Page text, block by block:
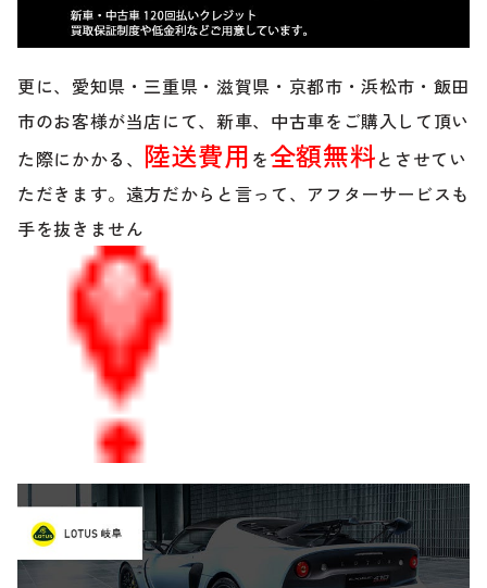
電話・メールなどのご連絡方法意外にも、オンラインで
のご相談も可能です。
お問い合わせフォームにて、オンラインでのご連絡をご
希望ください。
更に、愛知県・三重県・滋賀県・京都市・浜松市・飯田
市のお客様が当店にて、新車、中古車をご購入して頂い
た際にかかる、 陸送費用 を全額無料とさせてい
ただきます。遠方だからと言って、アフターサービスも
手を抜きません